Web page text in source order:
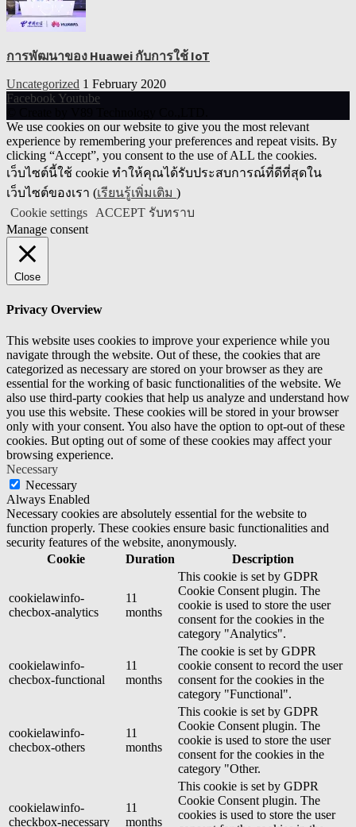
การพัฒนาของ Huawei กับการใช้ IoT
Uncategorized 1 February 2020
Facebook Youtube
We use cookies on our website to give you the most relevant
experience by remembering your preferences and repeat visits. By
clicking “Accept”, you consent to the use of ALL the cookies.
เว็บไซต์นี้ใช้ cookie ทำให้คุณได้รับประสบการณ์ที่ดีที่สุดใน
เว็บไซต์ของเรา (เรียนรู้เพิ่มเติม )
Cookie settings ACCEPT รับทราบ
Manage consent
Close
Privacy Overview
This website uses cookies to improve your experience while you
navigate through the website. Out of these, the cookies that are
categorized as necessary are stored on your browser as they are
essential for the working of basic functionalities of the website. We
also use third-party cookies that help us analyze and understand how
you use this website. These cookies will be stored in your browser
only with your consent. You also have the option to opt-out of these
cookies. But opting out of some of these cookies may affect your
browsing experience.
Necessary
Necessary
Always Enabled
Necessary cookies are absolutely essential for the website to
function properly. These cookies ensure basic functionalities and
security features of the website, anonymously.
Cookie
Duration Description
cookielawinfo-
checbox-analytics
11
months
This cookie is set by GDPR
Cookie Consent plugin. The
cookie is used to store the user
consent for the cookies in the
category "Analytics".
cookielawinfo-
checbox-functional
11
months
The cookie is set by GDPR
cookie consent to record the user
consent for the cookies in the
category "Functional".
cookielawinfo-
checbox-others
11
months
This cookie is set by GDPR
Cookie Consent plugin. The
cookie is used to store the user
consent for the cookies in the
category "Other.
cookielawinfo-
checkbox-necessary
11
months
This cookie is set by GDPR
Cookie Consent plugin. The
cookies is used to store the user